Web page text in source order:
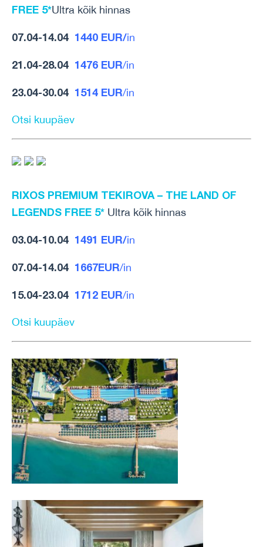
FREE 5*Ultra kõik hinnas
07.04-14.04 1440 EUR/in
21.04-28.04 1476 EUR/in
23.04-30.04 1514 EUR/in
Otsi kuupäev
RIXOS PREMIUM TEKIROVA – THE LAND OF
LEGENDS FREE 5* Ultra kõik hinnas
03.04-10.04 1491 EUR/in
07.04-14.04 1667EUR/in
15.04-23.04 1712 EUR/in
Otsi kuupäev